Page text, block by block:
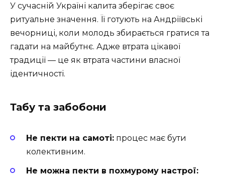
У сучасній Україні калита зберігає своє
ритуальне значення. Її готують на Андріївські
вечорниці, коли молодь збирається гратися та
гадати на майбутнє. Адже втрата цікавої
традиції — це як втрата частини власної
ідентичності.
Табу та забобони
Не пекти на самоті: процес має бути
колективним.
Не можна пекти в похмурому настрої: